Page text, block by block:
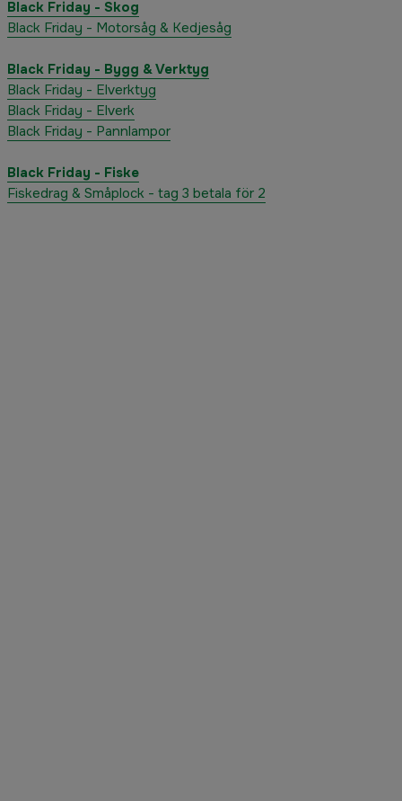
Black Friday - Skog
Black Friday - Motorsåg & Kedjesåg
Black Friday - Bygg & Verktyg
Black Friday - Elverktyg
Black Friday - Elverk
Black Friday - Pannlampor
Black Friday - Fiske
Fiskedrag & Småplock - tag 3 betala för 2